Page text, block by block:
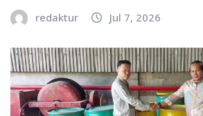
redaktur Jul 7, 2026